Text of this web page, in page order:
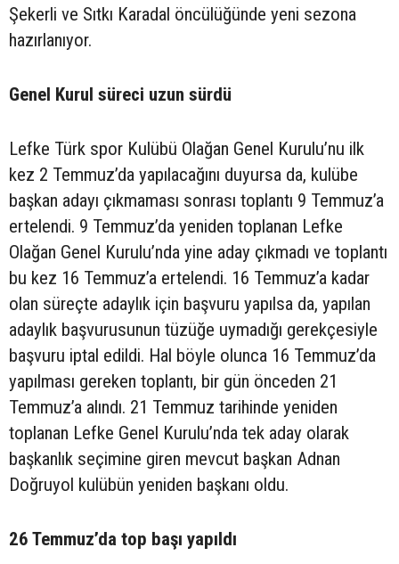
Şekerli ve Sıtkı Karadal öncülüğünde yeni sezona
hazırlanıyor.
Genel Kurul süreci uzun sürdü
Lefke Türk spor Kulübü Olağan Genel Kurulu’nu ilk
kez 2 Temmuz’da yapılacağını duyursa da, kulübe
başkan adayı çıkmaması sonrası toplantı 9 Temmuz’a
ertelendi. 9 Temmuz’da yeniden toplanan Lefke
Olağan Genel Kurulu’nda yine aday çıkmadı ve toplantı
bu kez 16 Temmuz’a ertelendi. 16 Temmuz’a kadar
olan süreçte adaylık için başvuru yapılsa da, yapılan
adaylık başvurusunun tüzüğe uymadığı gerekçesiyle
başvuru iptal edildi. Hal böyle olunca 16 Temmuz’da
yapılması gereken toplantı, bir gün önceden 21
Temmuz’a alındı. 21 Temmuz tarihinde yeniden
toplanan Lefke Genel Kurulu’nda tek aday olarak
başkanlık seçimine giren mevcut başkan Adnan
Doğruyol kulübün yeniden başkanı oldu.
26 Temmuz’da top başı yapıldı